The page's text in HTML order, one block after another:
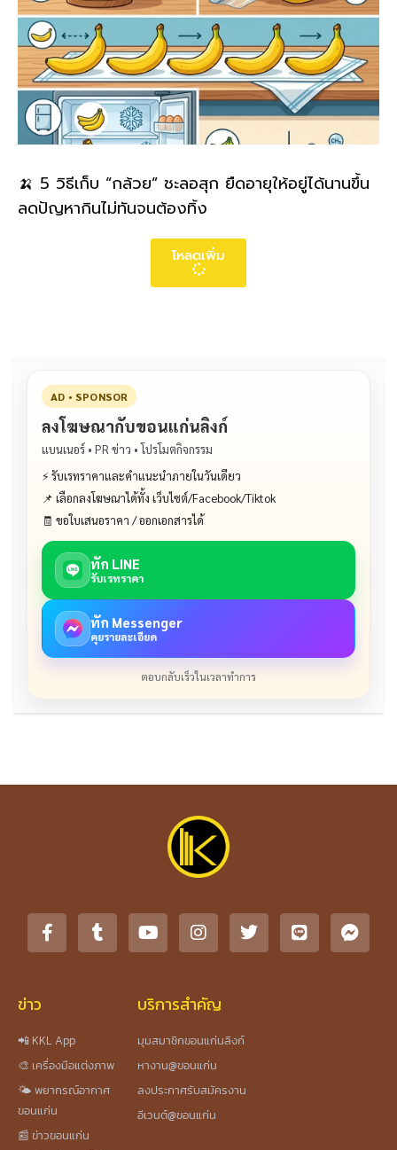
🍌 5 วิธีเก็บ “กล้วย” ชะลอสุก ยืดอายุให้อยู่ได้นานขึ้น
ลดปัญหากินไม่ทันจนต้องทิ้ง
โหลดเพิ่ม
AD • SPONSOR
ลงโฆษณากับขอนแก่นลิงก์
แบนเนอร์ • PR ข่าว • โปรโมตกิจกรรม
⚡ รับเรทราคาและคำแนะนำภายในวันเดียว
📌 เลือกลงโฆษณาได้ทั้ง เว็บไซต์/Facebook/Tiktok
🧾 ขอใบเสนอราคา / ออกเอกสารได้
ทัก LINE
รับเรทราคา
ทัก Messenger
คุยรายละเอียด
ตอบกลับเร็วในเวลาทำการ
ข่าว
📲 KKL App
🎨 เครื่องมือแต่งภาพ
🌤️ พยากรณ์อากาศ
ขอนแก่น
📰 ข่าวขอนแก่น
บริการสำคัญ
มุมสมาชิกขอนแก่นลิงก์
หางาน@ขอนแก่น
ลงประกาศรับสมัครงาน
อีเวนต์@ขอนแก่น